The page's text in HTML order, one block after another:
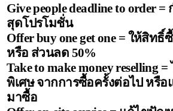
Give people deadline to order
สุดโปรโมชั่น
Offer buy one get one = ให้สิทธิ์
หรือ ส่วนลด 50%
Take to make money reselling
พิเศษ จากการซื้อครั้งต่อไป หรือ
มาซื้อ